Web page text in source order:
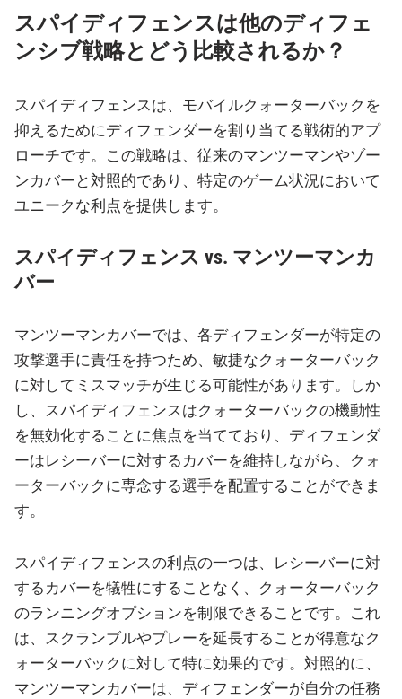
スパイディフェンスは他のディフェ
ンシブ戦略とどう比較されるか？
スパイディフェンスは、モバイルクォーターバックを
抑えるためにディフェンダーを割り当てる戦術的アプ
ローチです。この戦略は、従来のマンツーマンやゾー
ンカバーと対照的であり、特定のゲーム状況において
ユニークな利点を提供します。
スパイディフェンス vs. マンツーマンカ
バー
マンツーマンカバーでは、各ディフェンダーが特定の
攻撃選手に責任を持つため、敏捷なクォーターバック
に対してミスマッチが生じる可能性があります。しか
し、スパイディフェンスはクォーターバックの機動性
を無効化することに焦点を当てており、ディフェンダ
ーはレシーバーに対するカバーを維持しながら、クォ
ーターバックに専念する選手を配置することができま
す。
スパイディフェンスの利点の一つは、レシーバーに対
するカバーを犠牲にすることなく、クォーターバック
のランニングオプションを制限できることです。これ
は、スクランブルやプレーを延長することが得意なク
ォーターバックに対して特に効果的です。対照的に、
マンツーマンカバーは、ディフェンダーが自分の任務